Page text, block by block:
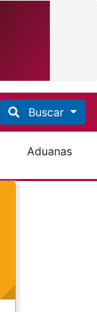
Buscar
Aduanas